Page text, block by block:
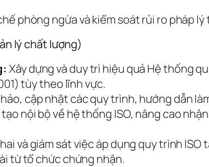
phòng ngừa và kiểm soát rủi ro pháp
lý chất lượng)
Xây dựng và duy trì hiệu quả Hệ thống
tùy theo lĩnh vực.
cập nhật các quy trình, hướng dẫn
nội bộ về hệ thống ISO, nâng cao
và giám sát việc áp dụng quy trình
từ tổ chức chứng nhận.